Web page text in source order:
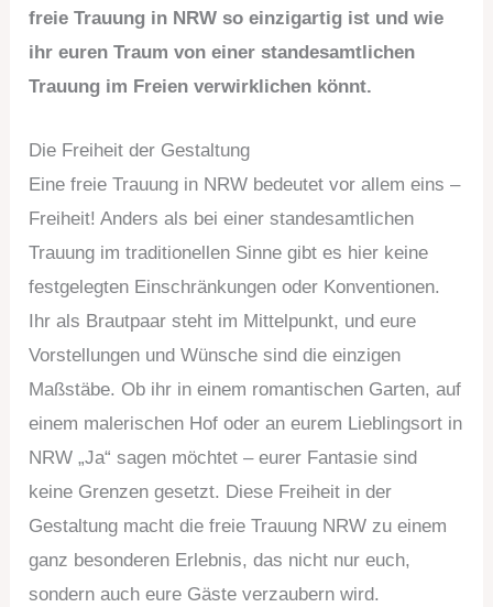
freie Trauung in NRW so einzigartig ist und wie
ihr euren Traum von einer standesamtlichen
Trauung im Freien verwirklichen könnt.
Die Freiheit der Gestaltung
Eine freie Trauung in NRW bedeutet vor allem eins –
Freiheit! Anders als bei einer standesamtlichen
Trauung im traditionellen Sinne gibt es hier keine
festgelegten Einschränkungen oder Konventionen.
Ihr als Brautpaar steht im Mittelpunkt, und eure
Vorstellungen und Wünsche sind die einzigen
Maßstäbe. Ob ihr in einem romantischen Garten, auf
einem malerischen Hof oder an eurem Lieblingsort in
NRW „Ja“ sagen möchtet – eurer Fantasie sind
keine Grenzen gesetzt. Diese Freiheit in der
Gestaltung macht die freie Trauung NRW zu einem
ganz besonderen Erlebnis, das nicht nur euch,
sondern auch eure Gäste verzaubern wird.